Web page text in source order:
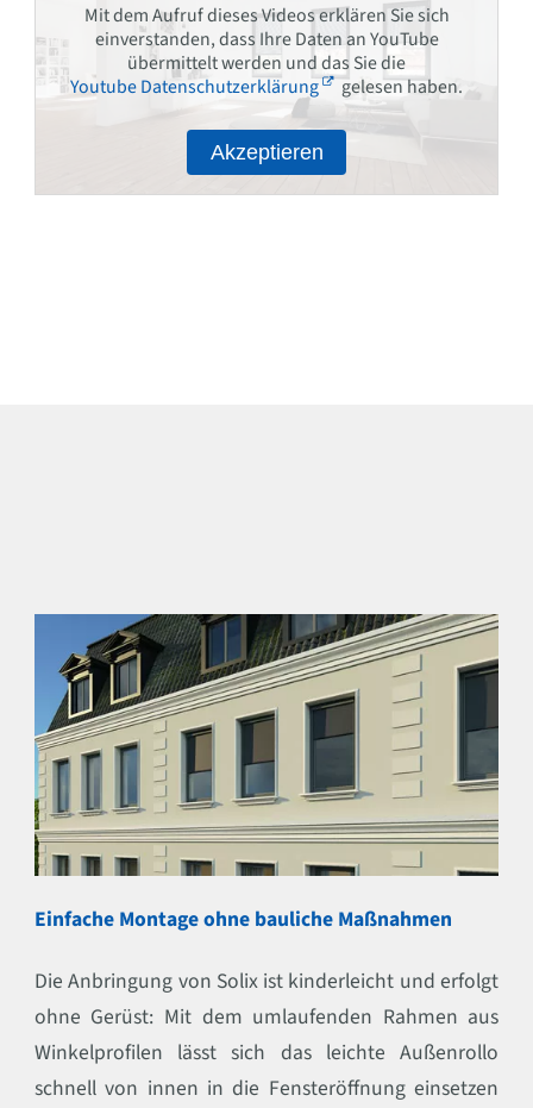
Mit dem Aufruf dieses Videos erklären Sie sich
einverstanden, dass Ihre Daten an YouTube
übermittelt werden und das Sie die
Youtube Datenschutzerklärung
gelesen haben.
Einfache Montage ohne bauliche Maßnahmen
Die Anbringung von Solix ist kinderleicht und erfolgt
ohne Gerüst: Mit dem umlaufenden Rahmen aus
Winkelprofilen lässt sich das leichte Außenrollo
schnell von innen in die Fensteröffnung einsetzen